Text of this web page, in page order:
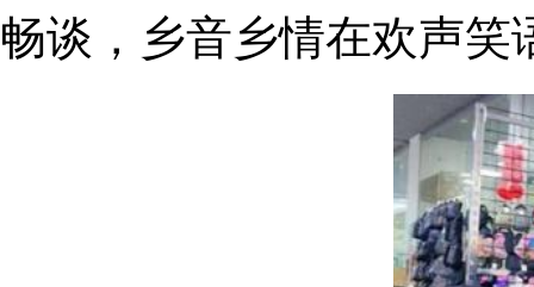
畅谈，乡音乡情在欢声笑